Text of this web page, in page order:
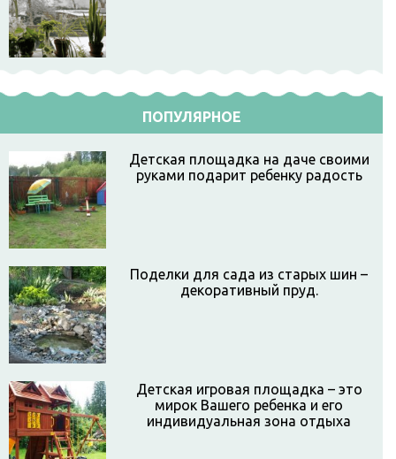
ПОПУЛЯРНОЕ
Детская площадка на даче своими
руками подарит ребенку радость
Поделки для сада из старых шин –
декоративный пруд.
Детская игровая площадка – это
мирок Вашего ребенка и его
индивидуальная зона отдыха